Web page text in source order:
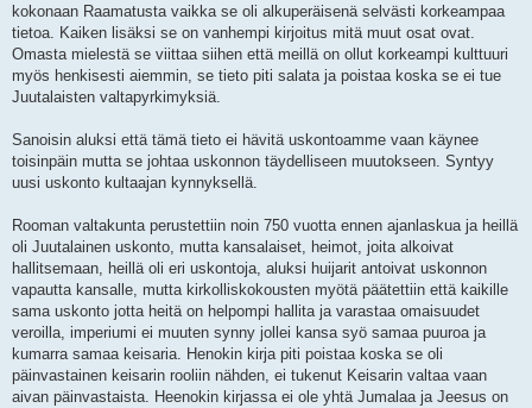
kokonaan Raamatusta vaikka se oli alkuperäisenä selvästi korkeampaa
tietoa. Kaiken lisäksi se on vanhempi kirjoitus mitä muut osat ovat.
Omasta mielestä se viittaa siihen että meillä on ollut korkeampi kulttuuri
myös henkisesti aiemmin, se tieto piti salata ja poistaa koska se ei tue
Juutalaisten valtapyrkimyksiä.
Sanoisin aluksi että tämä tieto ei hävitä uskontoamme vaan käynee
toisinpäin mutta se johtaa uskonnon täydelliseen muutokseen. Syntyy
uusi uskonto kultaajan kynnyksellä.
Rooman valtakunta perustettiin noin 750 vuotta ennen ajanlaskua ja heillä
oli Juutalainen uskonto, mutta kansalaiset, heimot, joita alkoivat
hallitsemaan, heillä oli eri uskontoja, aluksi huijarit antoivat uskonnon
vapautta kansalle, mutta kirkolliskokousten myötä päätettiin että kaikille
sama uskonto jotta heitä on helpompi hallita ja varastaa omaisuudet
veroilla, imperiumi ei muuten synny jollei kansa syö samaa puuroa ja
kumarra samaa keisaria. Henokin kirja piti poistaa koska se oli
päinvastainen keisarin rooliin nähden, ei tukenut Keisarin valtaa vaan
aivan päinvastaista. Heenokin kirjassa ei ole yhtä Jumalaa ja Jeesus on